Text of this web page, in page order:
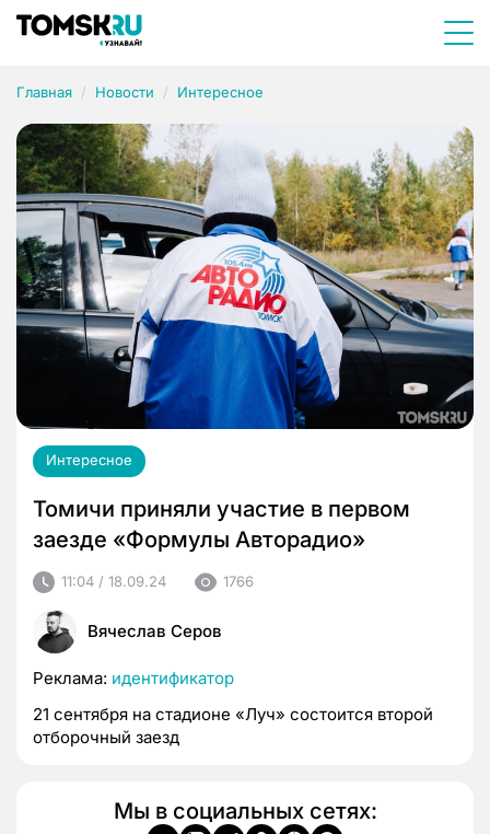
Главная Новости Интересное
Интересное
Томичи приняли участие в первом
заезде «Формулы Авторадио»
11:04 / 18.09.24 1766
Вячеслав Серов
Реклама: идентификатор
21 сентября на стадионе «Луч» состоится второй
отборочный заезд
Мы в социальных сетях: